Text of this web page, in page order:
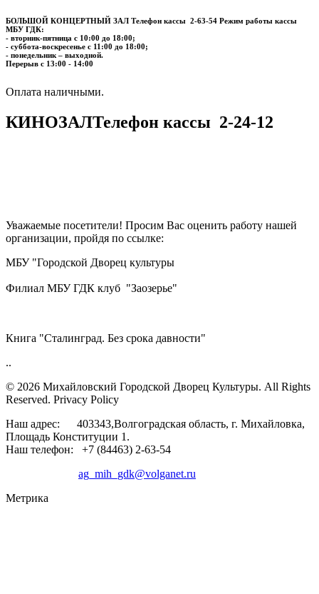
БОЛЬШОЙ КОНЦЕРТНЫЙ ЗАЛ Телефон кассы 2-63-54 Режим работы кассы
МБУ ГДК:
- вторник-пятница с 10:00 до 18:00;
- суббота-воскресенье с 11:00 до 18:00;
- понедельник – выходной.
Перерыв с 13:00 - 14:00
​​​​​​​Оплата наличными.
КИНОЗАЛТелефон кассы 2-24-12
Уважаемые посетители! Просим Вас оценить работу нашей
организации, пройдя по ссылке:
МБУ "Городской Дворец культуры
Филиал МБУ ГДК клуб "Заозерье"
Книга "Сталинград. Без срока давности"
..
© 2026 Михайловский Городской Дворец Культуры. All Rights
Reserved. Privacy Policy
Наш адрес: 403343,Волгоградская область, г. Михайловка,
Площадь Конституции 1.
Наш телефон: +7 (84463) 2-63-54
ag_mih_gdk@volganet.ru
Метрика